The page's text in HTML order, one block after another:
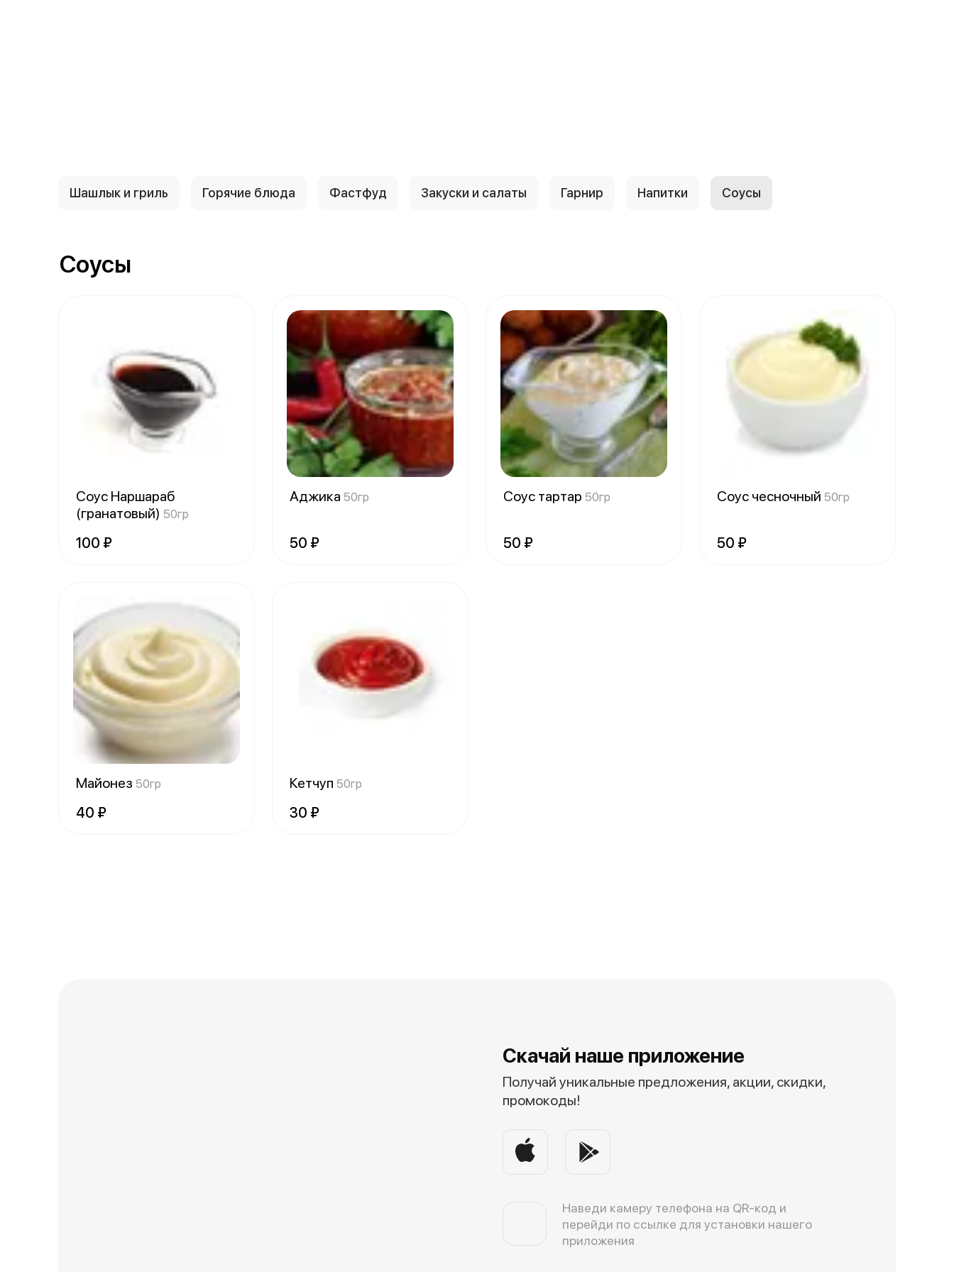
Шашлык и гриль Горячие блюда Фастфуд Закуски и салаты Гарнир Напитки Соусы
Соусы
Соус Наршараб
(гранатовый) 50гр
100 ₽
Аджика 50гр
50 ₽
Соус тартар 50гр
50 ₽
Соус чесночный 50гр
50 ₽
Майонез 50гр
40 ₽
Кетчуп 50гр
30 ₽
Скачай наше приложение
Получай уникальные предложения, акции, скидки,
промокоды!
Наведи камеру телефона на QR-код и
перейди по ссылке для установки нашего
приложения